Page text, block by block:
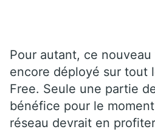
Pour autant, ce nouveau
encore déployé sur tout
Free. Seule une partie
bénéfice pour le
réseau devrait en